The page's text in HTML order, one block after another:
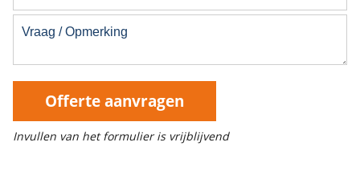
Offerte aanvragen
Invullen van het formulier is vrijblijvend